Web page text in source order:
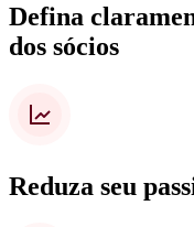
Defina
dos sócios
Reduza seu